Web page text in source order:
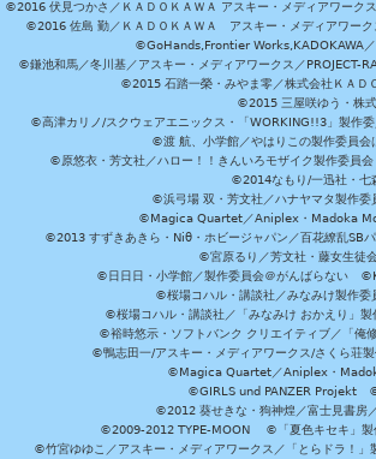
©2016 伏見つかさ／ＫＡＤＯＫＡＷＡ アスキー・メディアワー
©2016 佐島 勤／ＫＡＤＯＫＡＷＡ アスキー・メディアワ
©GoHands,Frontier Works,KADOKAWA
©鎌池和馬／冬川基／アスキー・メディアワークス／
©2015 石踏一榮・みやま零／株式会社ＫＡＤ
©2015 三屋咲ゆう・株
©高津カリノ/スクウェアエニックス・「WORKING!!3」製作
©渡 航、小学館／やはりこの製作委員
©原悠衣・芳文社／ハロー！！きんいろモザイク製作委員
©2014なもり/一迅社・
©浜弓場 双・芳文社／ハナヤマタ製作
©Magica Quartet／Aniplex・Madoka
©2013 すずきあきら・Niθ・ホビージャパン／百花繚乱
©宮原るり／芳文社・藤女生徒
©日日日・小学館／製作委員会＠がんばらない
©桜場コハル・講談社／みなみけ製作
©桜場コハル・講談社／「みなみけ おかえり」
©裕時悠示・ソフトバンク クリエイティブ／「
©鴨志田一/アスキー・メディアワークス/さく
©Magica Quartet／Aniplex・
©GIRLS und PANZER Projekt ©
©2012 葵せきな・狗神煌／富士見書
©2009-2012 TYPE-MOON ©「夏色キセキ」製
©竹宮ゆゆこ／アスキー・メディアワークス／「とらドラ！